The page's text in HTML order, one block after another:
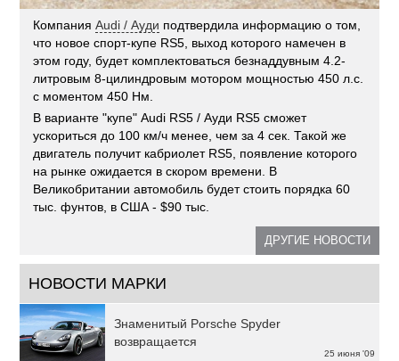
КомпанияAudi / Ауди подтвердила информацию о том,
что новое спорт-купе RS5, выход которого намечен в
этом году, будет комплектоваться безнаддувным 4.2-
литровым 8-цилиндровым мотором мощностью 450 л.с.
с моментом 450 Нм.
В варианте "купе" Audi RS5 / Ауди RS5 сможет
ускориться до 100 км/ч менее, чем за 4 сек. Такой же
двигатель получит кабриолет RS5, появление которого
на рынке ожидается в скором времени. В
Великобритании автомобиль будет стоить порядка 60
тыс. фунтов, в США - $90 тыс.
ДРУГИЕ НОВОСТИ
НОВОСТИ МАРКИ
25 июня '09
Знаменитый Porsche Spyder
возвращается